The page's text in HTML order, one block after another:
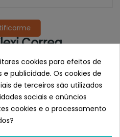
Correa
New Classic
cookies para efeitos de
publicidade. Os cookies de
de terceiros são utilizados
sociais e anúncios
cookies e o processamento